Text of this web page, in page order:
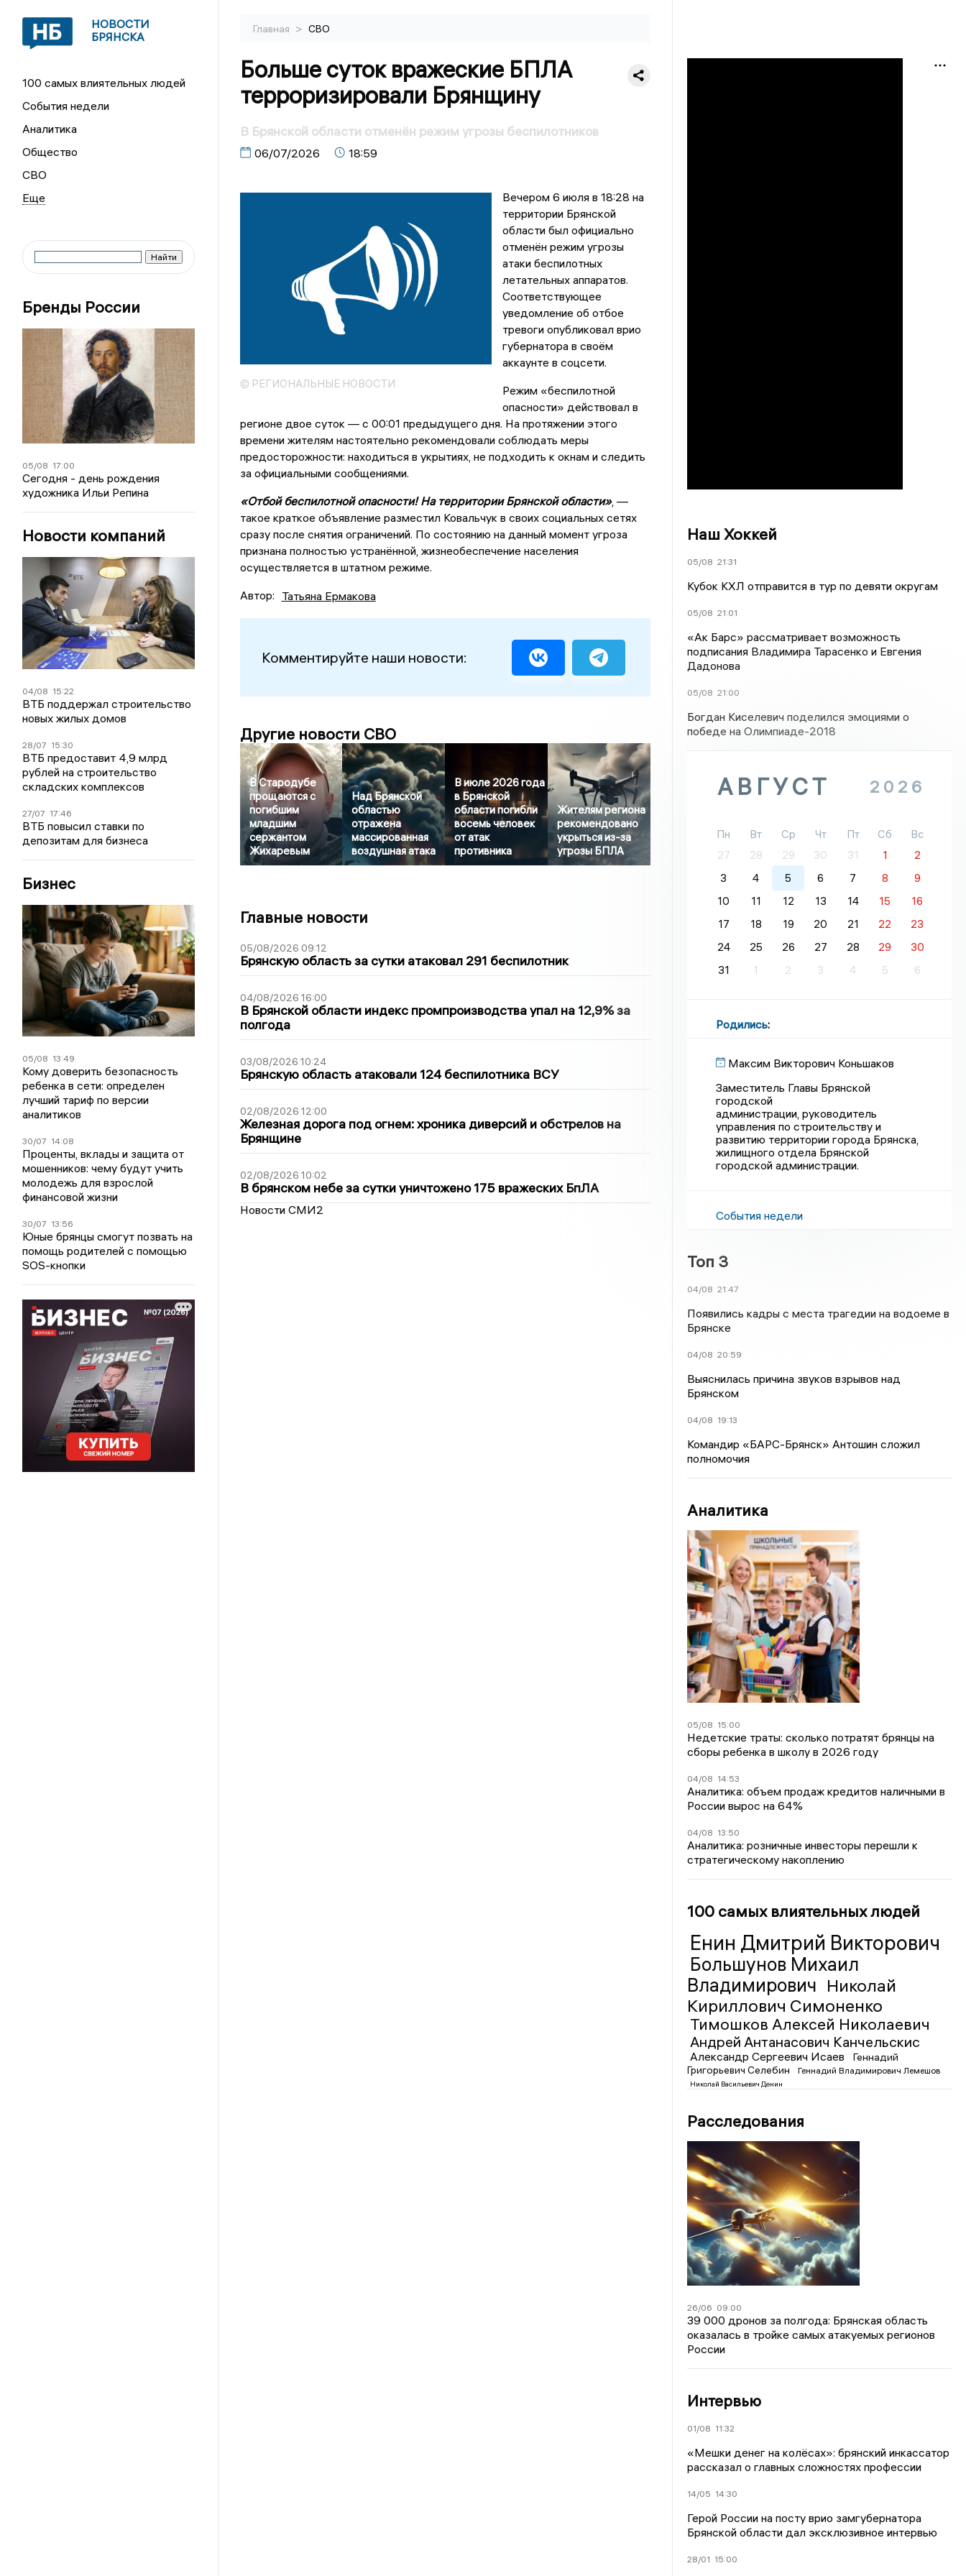
НОВОСТИ
БРЯНСКА
100 самых влиятельных людей
События недели
Аналитика
Общество
СВО
Бренды России
05/08 17:00
Сегодня - день рождения
художника Ильи Репина
Новости компаний
04/08 15:22
ВТБ поддержал строительство
новых жилых домов
28/07 15:30
ВТБ предоставит 4,9 млрд
рублей на строительство
складских комплексов
27/07 17:46
ВТБ повысил ставки по
депозитам для бизнеса
Бизнес
05/08 13:49
Кому доверить безопасность
ребенка в сети: определен
лучший тариф по версии
аналитиков
30/07 14:08
Проценты, вклады и защита от
мошенников: чему будут учить
молодежь для взрослой
финансовой жизни
30/07 13:56
Юные брянцы смогут позвать на
помощь родителей с помощью
SOS-кнопки
Главная > СВО
Больше суток вражеские БПЛА
терроризировали Брянщину
В Брянской области отменён режим угрозы беспилотников
06/07/2026 18:59
© РЕГИОНАЛЬНЫЕ НОВОСТИ
Вечером 6 июля в 18:28 на
территории Брянской
области был официально
отменён режим угрозы
атаки беспилотных
летательных аппаратов.
Соответствующее
уведомление об отбое
тревоги опубликовал врио
губернатора в своём
аккаунте в соцсети.
Режим «беспилотной
опасности» действовал в
регионе двое суток — с 00:01 предыдущего дня. На протяжении этого
времени жителям настоятельно рекомендовали соблюдать меры
предосторожности: находиться в укрытиях, не подходить к окнам и следить
за официальными сообщениями.
«Отбой беспилотной опасности! На территории Брянской области», —
такое краткое объявление разместил Ковальчук в своих социальных сетях
сразу после снятия ограничений. По состоянию на данный момент угроза
признана полностью устранённой, жизнеобеспечение населения
осуществляется в штатном режиме.
Автор: Татьяна Ермакова
Комментируйте наши новости:
Другие новости СВО
В Стародубе
прощаются с
погибшим
младшим
сержантом
Жихаревым
Над Брянской
областью
отражена
массированная
воздушная атака
В июле 2026 года
в Брянской
области погибли
восемь человек
от атак
противника
Жителям региона
рекомендовано
укрыться из-за
угрозы БПЛА
Главные новости
05/08/2026 09:12
Брянскую область за сутки атаковал 291 беспилотник
04/08/2026 16:00
В Брянской области индекс промпроизводства упал на 12,9% за
полгода
03/08/2026 10:24
Брянскую область атаковали 124 беспилотника ВСУ
02/08/2026 12:00
Железная дорога под огнем: хроника диверсий и обстрелов на
Брянщине
02/08/2026 10:02
В брянском небе за сутки уничтожено 175 вражеских БпЛА
Новости СМИ2
Наш Хоккей
05/08 21:31
Кубок КХЛ отправится в тур по девяти округам
05/08 21:01
«Ак Барс» рассматривает возможность
подписания Владимира Тарасенко и Евгения
Дадонова
05/08 21:00
Богдан Киселевич поделился эмоциями о
победе на Олимпиаде-2018
АВГУСТ 2026
Пн Вт Ср Чт Пт Сб
Вс
27
28 29 30 31 1
2
3
4 5 6 7 8
9
10
11 12 13 14 15
16
17
18 19 20 21 22
23
24
25 26 27 28 29
30
31
1 2 3 4 5 6
Родились:
Максим Викторович Коньшаков
Заместитель Главы Брянской
городской
администрации, руководитель
управления по строительству и
развитию территории города Брянска,
жилищного отдела Брянской
городской администрации.
События недели
Топ 3
04/08 21:47
Появились кадры с места трагедии на водоеме в
Брянске
04/08 20:59
Выяснилась причина звуков взрывов над
Брянском
04/08 19:13
Командир «БАРС-Брянск» Антошин сложил
полномочия
Аналитика
05/08 15:00
Недетские траты: сколько потратят брянцы на
сборы ребенка в школу в 2026 году
04/08 14:53
Аналитика: объем продаж кредитов наличными в
России вырос на 64%
04/08 13:50
Аналитика: розничные инвесторы перешли к
стратегическому накоплению
100 самых влиятельных людей
Енин Дмитрий Викторович
Большунов Михаил
Владимирович Николай
Кириллович Симоненко
Тимошков Алексей Николаевич
Андрей Антанасович Канчельскис
Александр Сергеевич Исаев
Геннадий
Григорьевич Селебин
Геннадий Владимирович Лемешов
Николай Васильевич Денин
Расследования
26/06 09:00
39 000 дронов за полгода: Брянская область
оказалась в тройке самых атакуемых регионов
России
Интервью
01/08 11:32
«Мешки денег на колёсах»: брянский инкассатор
рассказал о главных сложностях профессии
14/05 14:30
Герой России на посту врио замгубернатора
Брянской области дал эксклюзивное интервью
28/01 15:00